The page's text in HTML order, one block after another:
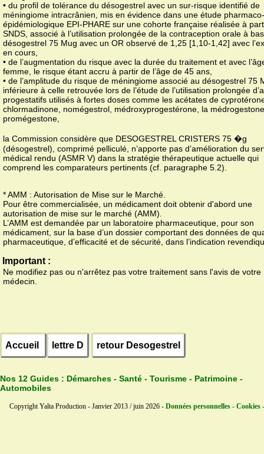
• du profil de tolérance du désogestrel avec un sur-risque identifié de
méningiome intracrânien, mis en évidence dans une étude pharmaco-
épidémiologique EPI-PHARE sur une cohorte française réalisée à
SNDS, associé à l’utilisation prolongée de la contraception orale à
désogestrel 75 Mug avec un OR observé de 1,25 [1,10-1,42] avec
en cours,
• de l’augmentation du risque avec la durée du traitement et avec
femme, le risque étant accru à partir de l’âge de 45 ans,
• de l’amplitude du risque de méningiome associé au désogestrel 75
inférieure à celle retrouvée lors de l’étude de l’utilisation prolongée
progestatifs utilisés à fortes doses comme les acétates de
chlormadinone, nomégestrol, médroxyprogestérone, la
promégestone,
la Commission considère que DESOGESTREL CRISTERS 75 �g
(désogestrel), comprimé pelliculé, n’apporte pas d’amélioration du
médical rendu (ASMR V) dans la stratégie thérapeutique actuelle qui
comprend les comparateurs pertinents (cf. paragraphe 5.2).
* AMM : Autorisation de Mise sur le Marché.
Pour être commercialisée, un médicament doit obtenir d'abord une
autorisation de mise sur le marché (AMM).
L’AMM est demandée par un laboratoire pharmaceutique, pour son
médicament, sur la base d’un dossier comportant des données de
pharmaceutique, d’efficacité et de sécurité, dans l’indication
Important :
Ne modifiez pas ou n'arrêtez pas votre traitement sans l'avis de votre
médecin.
Accueil lettre D retour Desogestrel
Nos 12 Guides : Démarches - Santé - Tourisme - Patrimoine -
Automobiles
Copyright Yalta Production - Janvier 2013 / juin 2026 - Données personnelles - Cookies